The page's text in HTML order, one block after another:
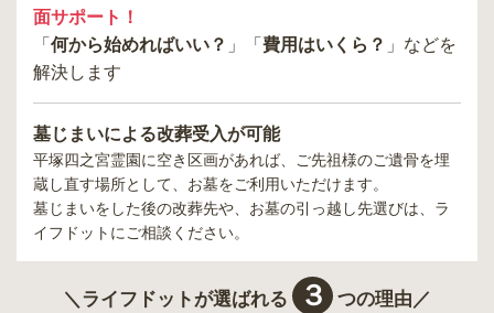
面サポート！
「 何から始めればいい？ 」「 費用はいくら？ 」などを
解決します
墓じまいによる改葬受入が可能
平塚四之宮霊園に空き区画があれば、ご先祖様のご遺骨を埋
蔵し直す場所として、お墓をご利用いただけます。
墓じまいをした後の改葬先や、お墓の引っ越し先選びは、ラ
イフドットにご相談ください。
＼ライフドットが選ばれる ３ つの理由／